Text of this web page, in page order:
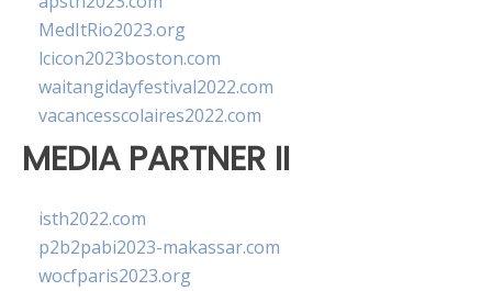
MedItRio2023.org
lcicon2023boston.com
waitangidayfestival2022.com
vacancesscolaires2022.com
MEDIA PARTNER II
isth2022.com
p2b2pabi2023-makassar.com
wocfparis2023.org